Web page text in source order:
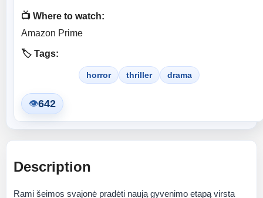
📺 Where to watch:
Amazon Prime
🏷️ Tags:
horror thriller drama
👁642
Description
Rami šeimos svajonė pradėti naują gyvenimo etapą virsta